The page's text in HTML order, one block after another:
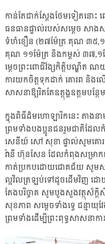
កាន់តែជាក់ស្តែងថែមទៀតនោះ ព
ធនធានផ្ទាល់របស់សម្តេច សា
ទំហំខឿន (២៧ម៉ែត្រ គុណ ៣៥,១
គុណ ១១ម៉ែត្រ និងកម្ពស់ ៣៧,១ម៉
ម្តេចព្រះពោធិវ័ង្សកិត្តិបណ្ឌិត ណ
ការយកចិត្តទុកដាក់ គោរព និងលើ
សាសនាឱ្យរិតតែឧត្តុង្គឧត្តមបន្ថ
ក្នុងពិធីដ៏មហោឡារិកនេះ តាងនាម
ព្រមទាំងបងប្អូនជនរួមជាតិដែលកំ
សេនីយ៍ សៅ សុខា ផ្ទាល់សូមគោរ
រ៉ានី ហ៊ុនសែន ដែលកំពុងសម្រាកព្
កាត់ប្រកបដោយជោគជ័យ សូមស
ល្អវិលត្រឡប់ទៅដូចដើមវិញ ដ
តែងបរិច្ចាគ សូមបួងសួងវត្ថុស័ក្តិ
សុខភាព សម្តេចទាំងទ្វេ ជន្មាយុ
ព្រមទាំងដើម្បីព្រះពុទ្ធសាសនាក